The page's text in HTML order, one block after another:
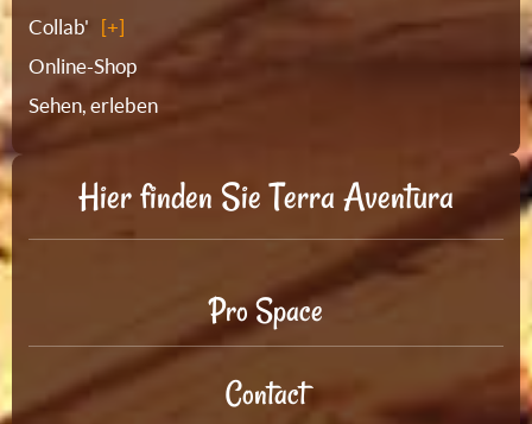
Collab'
Online-Shop
Sehen, erleben
Hier finden Sie Terra Aventura
Pro Space
Contact